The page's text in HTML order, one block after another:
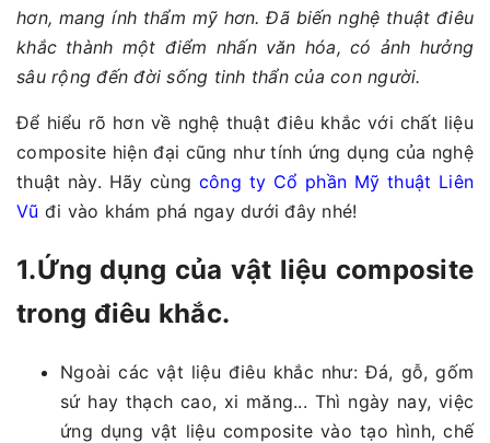
hơn, mang ính thẩm mỹ hơn. Đã biến nghệ thuật điêu
khắc thành một điểm nhấn văn hóa, có ảnh hưởng
sâu rộng đến đời sống tinh thẩn của con người.
Để hiểu rõ hơn về nghệ thuật điêu khắc với chất liệu
composite hiện đại cũng như tính ứng dụng của nghệ
thuật này. Hãy cùng công ty Cổ phần Mỹ thuật Liên
Vũ đi vào khám phá ngay dưới đây nhé!
1.Ứng dụng của vật liệu composite
trong điêu khắc.
Ngoài các vật liệu điêu khắc như: Đá, gỗ, gốm
sứ hay thạch cao, xi măng... Thì ngày nay, việc
ứng dụng vật liệu composite vào tạo hình, chế